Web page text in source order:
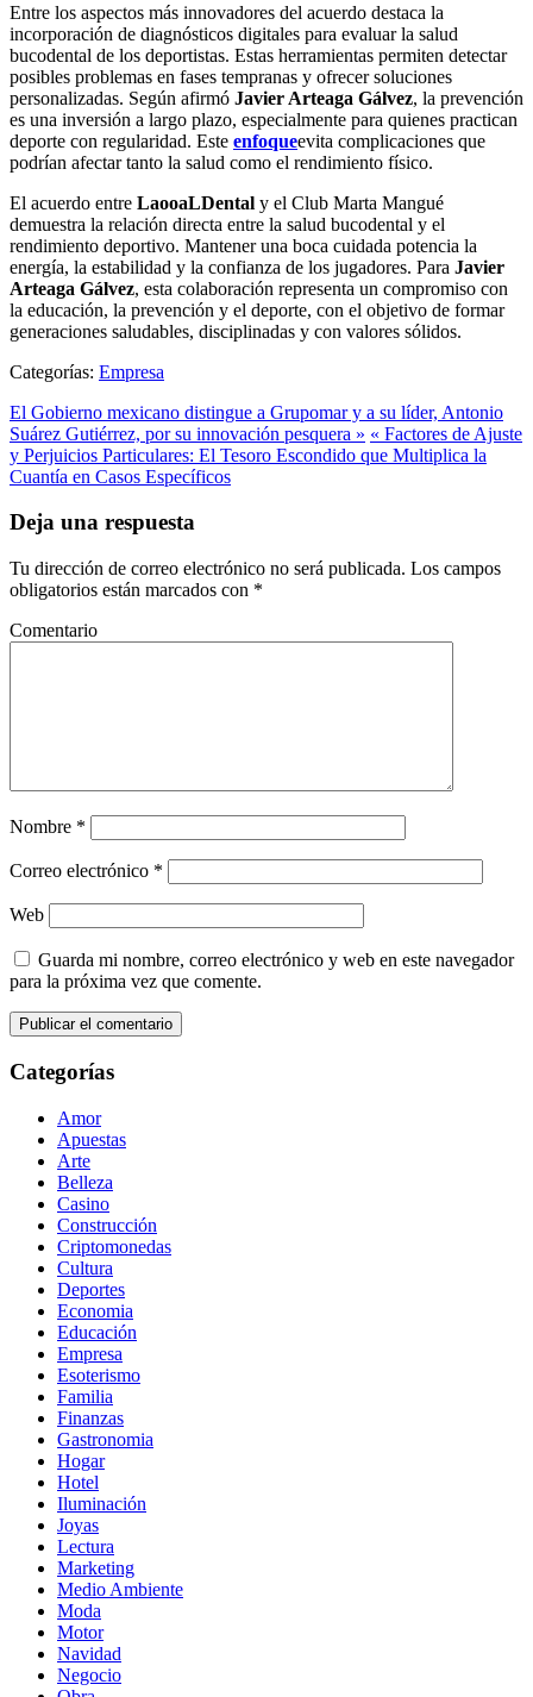
Entre los aspectos más innovadores del acuerdo destaca la
incorporación de diagnósticos digitales para evaluar la salud
bucodental de los deportistas. Estas herramientas permiten detectar
posibles problemas en fases tempranas y ofrecer soluciones
personalizadas. Según afirmó Javier Arteaga Gálvez, la prevención
es una inversión a largo plazo, especialmente para quienes practican
deporte con regularidad. Este enfoqueevita complicaciones que
podrían afectar tanto la salud como el rendimiento físico.
El acuerdo entre LaooaLDental y el Club Marta Mangué
demuestra la relación directa entre la salud bucodental y el
rendimiento deportivo. Mantener una boca cuidada potencia la
energía, la estabilidad y la confianza de los jugadores. Para Javier
Arteaga Gálvez, esta colaboración representa un compromiso con
la educación, la prevención y el deporte, con el objetivo de formar
generaciones saludables, disciplinadas y con valores sólidos.
Categorías: Empresa
El Gobierno mexicano distingue a Grupomar y a su líder, Antonio
Suárez Gutiérrez, por su innovación pesquera » « Factores de Ajuste
y Perjuicios Particulares: El Tesoro Escondido que Multiplica la
Cuantía en Casos Específicos
Deja una respuesta
Tu dirección de correo electrónico no será publicada. Los campos
obligatorios están marcados con *
Comentario
Nombre *
Correo electrónico *
Web
Guarda mi nombre, correo electrónico y web en este navegador
para la próxima vez que comente.
Categorías
Amor
Apuestas
Arte
Belleza
Casino
Construcción
Criptomonedas
Cultura
Deportes
Economia
Educación
Empresa
Esoterismo
Familia
Finanzas
Gastronomia
Hogar
Hotel
Iluminación
Joyas
Lectura
Marketing
Medio Ambiente
Moda
Motor
Navidad
Negocio